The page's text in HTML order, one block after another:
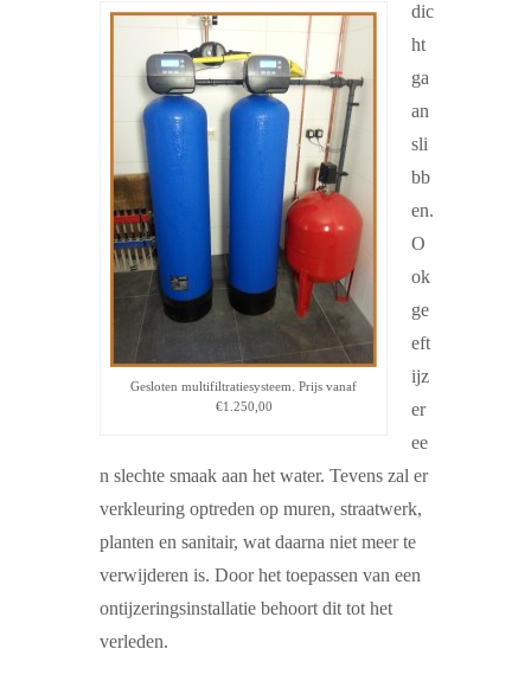
Gesloten multifiltratiesysteem. Prijs vanaf
€1.250,00
dic
ht
ga
an
sli
bb
en.
O
ok
ge
eft
ijz
er
ee
n slechte smaak aan het water. Tevens zal er
verkleuring optreden op muren, straatwerk,
planten en sanitair, wat daarna niet meer te
verwijderen is. Door het toepassen van een
ontijzeringsinstallatie behoort dit tot het
verleden.